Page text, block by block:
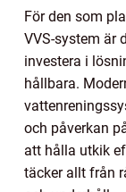
För den som
VVS-system är
investera i
hållbara.
och påverkan
att hålla utkik
täcker allt från